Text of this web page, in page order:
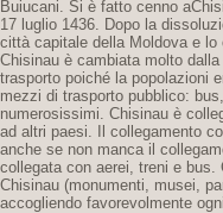
Buiucani. Si è fatto cenno
17 luglio 1436. Dopo la
città capitale della Moldova e lo
Chisinau è cambiata molto
trasporto poiché la popolazioni
mezzi di trasporto pubblico:
numerosissimi. Chisinau è
ad altri paesi. Il collegamento
anche se non manca il
collegata con aerei, treni e
Chisinau (monumenti, musei,
accogliendo favorevolmente